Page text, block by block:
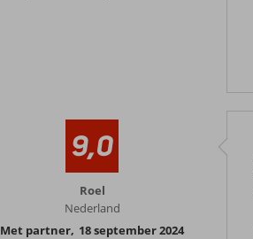
9,0
Roel
Nederland
Met partner, 18 september 2024